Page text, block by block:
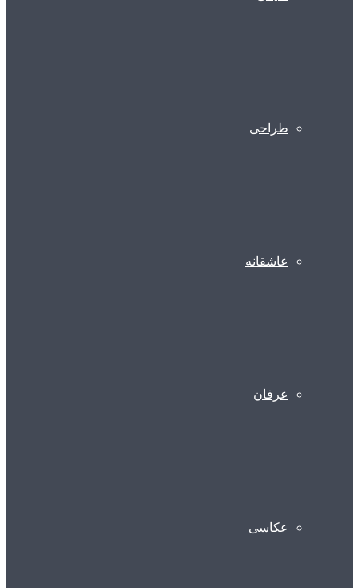
طراحی
عاشقانه
عرفان
عکاسی